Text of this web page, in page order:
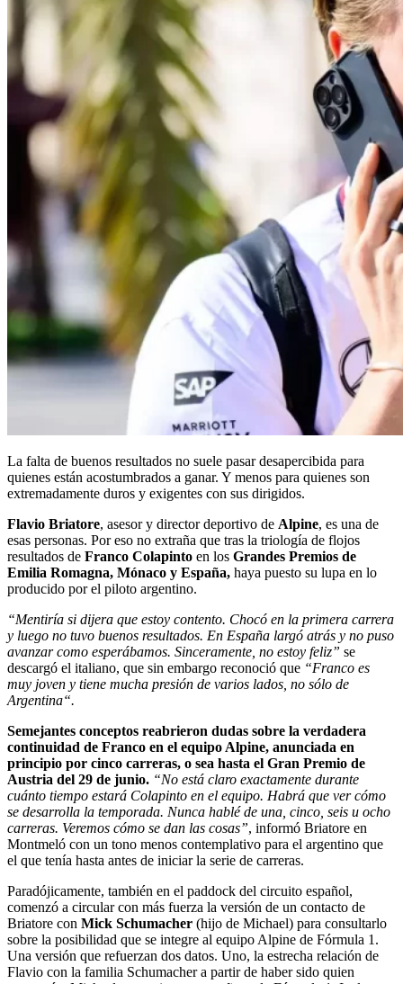
La falta de buenos resultados no suele pasar desapercibida para
quienes están acostumbrados a ganar. Y menos para quienes son
extremadamente duros y exigentes con sus dirigidos.
Flavio Briatore, asesor y director deportivo de Alpine, es una de
esas personas. Por eso no extraña que tras la triología de flojos
resultados de Franco Colapinto en los Grandes Premios de
Emilia Romagna, Mónaco y España, haya puesto su lupa en lo
producido por el piloto argentino.
“Mentiría si dijera que estoy contento. Chocó en la primera carrera
y luego no tuvo buenos resultados. En España largó atrás y no puso
avanzar como esperábamos. Sinceramente, no estoy feliz” se
descargó el italiano, que sin embargo reconoció que “Franco es
muy joven y tiene mucha presión de varios lados, no sólo de
Argentina“.
Semejantes conceptos reabrieron dudas sobre la verdadera
continuidad de Franco en el equipo Alpine, anunciada en
principio por cinco carreras, o sea hasta el Gran Premio de
Austria del 29 de junio. “No está claro exactamente durante
cuánto tiempo estará Colapinto en el equipo. Habrá que ver cómo
se desarrolla la temporada. Nunca hablé de una, cinco, seis u ocho
carreras. Veremos cómo se dan las cosas”, informó Briatore en
Montmeló con un tono menos contemplativo para el argentino que
el que tenía hasta antes de iniciar la serie de carreras.
Paradójicamente, también en el paddock del circuito español,
comenzó a circular con más fuerza la versión de un contacto de
Briatore con Mick Schumacher (hijo de Michael) para consultarlo
sobre la posibilidad que se integre al equipo Alpine de Fórmula 1.
Una versión que refuerzan dos datos. Uno, la estrecha relación de
Flavio con la familia Schumacher a partir de haber sido quien